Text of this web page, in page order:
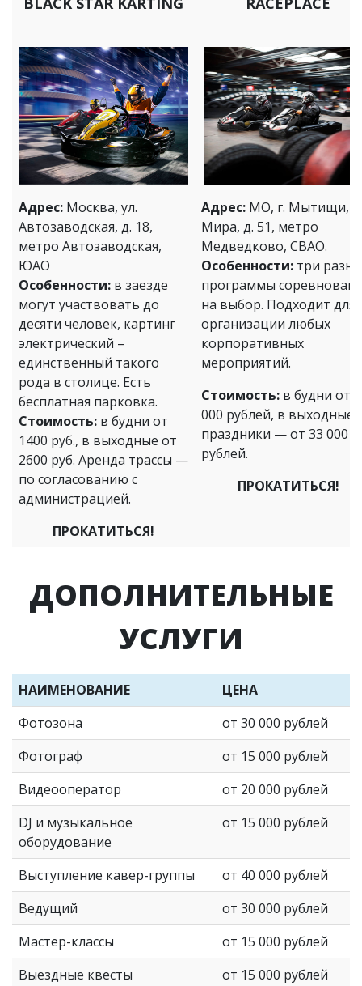
Адрес: Москва, ул.
Автозаводская, д. 18,
метро Автозаводская,
ЮАО
Особенности: в заезде
могут участвовать до
десяти человек, картинг
электрический –
единственный такого
рода в столице. Есть
бесплатная парковка.
Стоимость: в будни от
1400 руб., в выходные от
2600 руб. Аренда трассы —
по согласованию с
администрацией.
ПРОКАТИТЬСЯ!
Адрес: МО, г. Мытищи,
Мира, д. 51, метро
Медведково, СВАО.
Особенности: три
программы
на выбор. Подходит для
организации любых
корпоративных
мероприятий.
Стоимость: в будни от
000 рублей, в выходные
праздники — от 33 000
рублей.
ПРОКАТИТЬСЯ!
ДОПОЛНИТЕЛЬНЫЕ
УСЛУГИ
НАИМЕНОВАНИЕ
ЦЕНА
Фотозона
от 30 000 рублей
Фотограф
от 15 000 рублей
Видеооператор
от 20 000 рублей
DJ и музыкальное
оборудование
от 15 000 рублей
Выступление кавер-группы
от 40 000 рублей
Ведущий
от 30 000 рублей
Мастер-классы
от 15 000 рублей
Выездные квесты
от 15 000 рублей